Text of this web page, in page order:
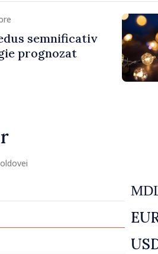
semnificativ
prognozat